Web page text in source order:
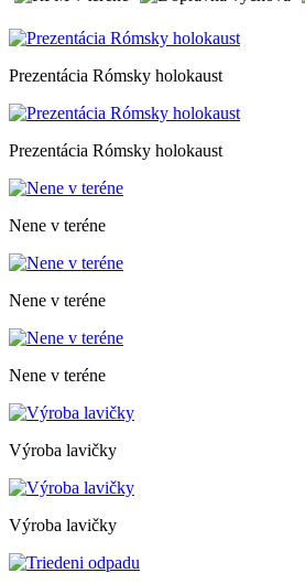
Prezentácia Rómsky holokaust
Prezentácia Rómsky holokaust
Nene v teréne
Nene v teréne
Nene v teréne
Výroba lavičky
Výroba lavičky